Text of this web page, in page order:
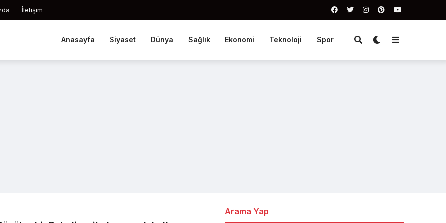
İletişim
Anasayfa Siyaset Dünya Sağlık Ekonomi Teknoloji Spor
Arama Yap